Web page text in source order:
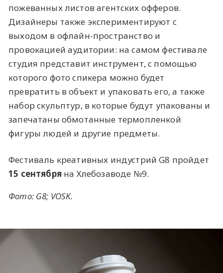
пожеванных листов агентских офферов.
Дизайнеры также экспериментируют с
выходом в офлайн-пространство и
провокацией аудитории: на самом фестивале
студия представит инструмент, с помощью
которого фото спикера можно будет
превратить в объект и упаковать его, а также
набор скульптур, в которые будут упакованы и
запечатаны обмотанные термопленкой
фигуры людей и другие предметы.
Фестиваль креативных индустрий G8 пройдет
15 сентября на Хлебозаводе №9.
Фото: G8; VOSK.